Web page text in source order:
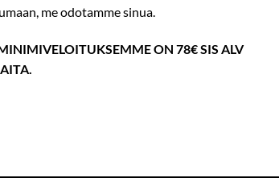
me odotamme sinua.
ON 78€ SIS ALV